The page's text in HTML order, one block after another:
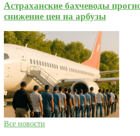
Астраханские бахчеводы
снижение цен на арбузы
Все новости